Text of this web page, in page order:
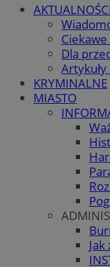
AKTUALNOŚCI
Dla
KRYMINALNE
MIASTO